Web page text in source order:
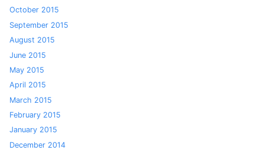
October 2015
September 2015
August 2015
June 2015
May 2015
April 2015
March 2015
February 2015
January 2015
December 2014